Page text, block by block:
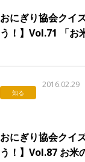
おにぎり協会クイ
う！】Vol.71 「お
知る
2016.02.29
おにぎり協会クイ
う！】Vol.87 お米